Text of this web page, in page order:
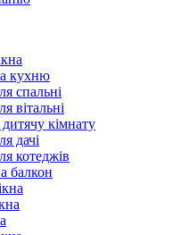
кухню
спальні
вітальні
кімнату
дачі
котеджів
балкон